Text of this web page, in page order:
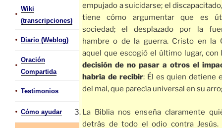
•
Wiki
(transcripciones)
• Diario (Weblog)
•
Oración
Compartida
• Testimonios
• Cómo ayudar
empujado a suicidarse; el
tiene cómo argumentar que es
sociedad; el desplazado por la
hambre o de la guerra. Cristo en la
aquel que escogió el último lugar, con
decisión de no pasar a otros el
habría de recibir: Él es quien detiene
del mal, que parecía universal en su
La Biblia nos enseña claramente
detrás de todo el odio contra Jesús.